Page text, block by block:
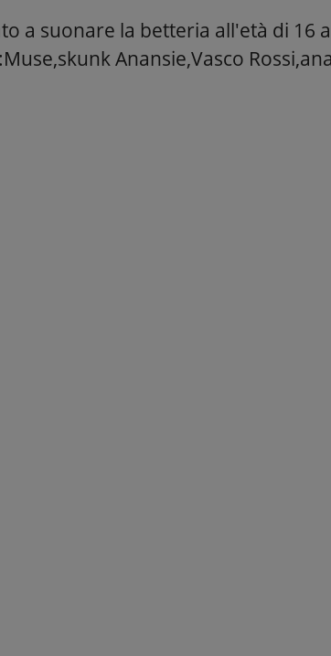
a suonare la betteria all'età di 16
Anansie,Vasco